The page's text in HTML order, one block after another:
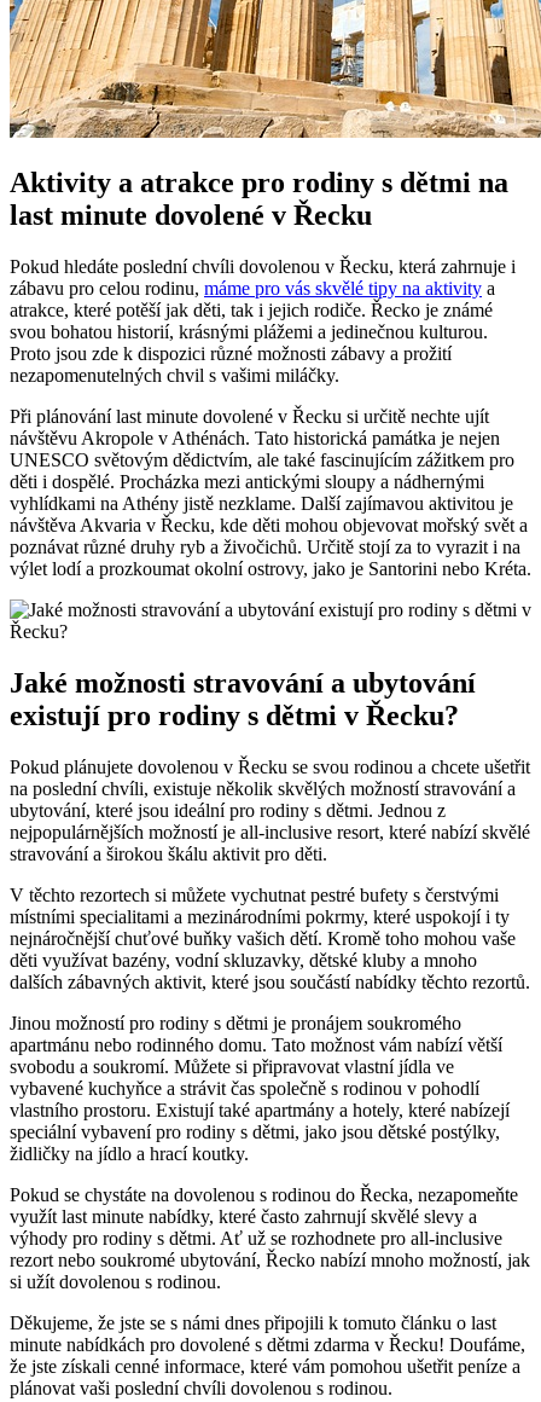
Aktivity a atrakce pro rodiny s dětmi na
last minute dovolené v Řecku
Pokud hledáte poslední chvíli dovolenou v Řecku, která zahrnuje i
zábavu pro celou rodinu, máme pro vás skvělé tipy na aktivity a
atrakce, které potěší jak děti, tak i jejich rodiče. Řecko je známé
svou bohatou historií, krásnými plážemi a jedinečnou kulturou.
Proto jsou zde k dispozici různé možnosti zábavy a prožití
nezapomenutelných chvil s vašimi miláčky.
Při plánování last minute dovolené v Řecku si určitě nechte ujít
návštěvu Akropole v Athénách. Tato historická památka je nejen
UNESCO světovým dědictvím, ale také fascinujícím zážitkem pro
děti i dospělé. Procházka mezi antickými sloupy a nádhernými
vyhlídkami na Athény jistě nezklame. Další zajímavou aktivitou je
návštěva Akvaria v Řecku, kde děti mohou objevovat mořský svět a
poznávat různé druhy ryb a živočichů. Určitě stojí za to vyrazit i na
výlet lodí a prozkoumat okolní ostrovy, jako je Santorini nebo Kréta.
Jaké možnosti stravování a ubytování
existují pro rodiny s dětmi v Řecku?
Pokud plánujete dovolenou v Řecku se svou rodinou a chcete ušetřit
na poslední chvíli, existuje několik skvělých možností stravování a
ubytování, které jsou ideální pro rodiny s dětmi. Jednou z
nejpopulárnějších možností je all-inclusive resort, které nabízí skvělé
stravování a širokou škálu aktivit pro děti.
V těchto rezortech si můžete vychutnat pestré bufety s čerstvými
místními specialitami a mezinárodními pokrmy, které uspokojí i ty
nejnáročnější chuťové buňky vašich dětí. Kromě toho mohou vaše
děti využívat bazény, vodní skluzavky, dětské kluby a mnoho
dalších zábavných aktivit, které jsou součástí nabídky těchto rezortů.
Jinou možností pro rodiny s dětmi je pronájem soukromého
apartmánu nebo rodinného domu. Tato možnost vám nabízí větší
svobodu a soukromí. Můžete si připravovat vlastní jídla ve
vybavené kuchyňce a strávit čas společně s rodinou v pohodlí
vlastního prostoru. Existují také apartmány a hotely, které nabízejí
speciální vybavení pro rodiny s dětmi, jako jsou dětské postýlky,
židličky na jídlo a hrací koutky.
Pokud se chystáte na dovolenou s rodinou do Řecka, nezapomeňte
využít last minute nabídky, které často zahrnují skvělé slevy a
výhody pro rodiny s dětmi. Ať už se rozhodnete pro all-inclusive
rezort nebo soukromé ubytování, Řecko nabízí mnoho možností, jak
si užít dovolenou s rodinou.
Děkujeme, že jste se s námi dnes připojili k tomuto článku o last
minute nabídkách pro dovolené s dětmi zdarma v Řecku! Doufáme,
že jste získali cenné informace, které vám pomohou ušetřit peníze a
plánovat vaši poslední chvíli dovolenou s rodinou.